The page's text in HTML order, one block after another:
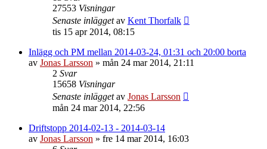
27553 Visningar
Senaste inläggetav Kent Thorfalk
tis 15 apr 2014, 08:15
Inlägg och PM mellan 2014-03-24, 01:31 och 20:00 borta
av Jonas Larsson » mån 24 mar 2014, 21:11
2 Svar
15658 Visningar
Senaste inläggetav Jonas Larsson
mån 24 mar 2014, 22:56
Driftstopp 2014-02-13 - 2014-03-14
av Jonas Larsson » fre 14 mar 2014, 16:03